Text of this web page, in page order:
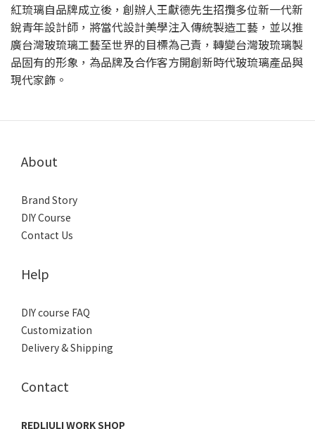
紅琉璃自品牌成立後，創辦人王獻德先生招攬多位新一代新
銳青年設計師，將當代設計美學注入傳統製造工藝，並以推
廣台灣玻琉璃工藝至世界的目標為己責，轉變台灣玻琉璃製
品固有的形象，為品牌及合作客方開創新時代玻琉璃產品與
現代家飾。
About
Brand Story
DIY Course
Contact Us
Help
DIY course FAQ
Customization
Delivery & Shipping
Contact
REDLIULI WORK SHOP